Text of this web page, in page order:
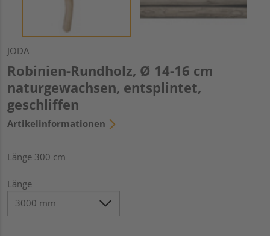
JODA
Robinien-Rundholz, Ø 14-16 cm
naturgewachsen, entsplintet,
geschliffen
Artikelinformationen
Länge 300 cm
Länge